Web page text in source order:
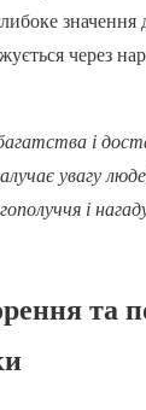
значення
через
і
увагу
і
та